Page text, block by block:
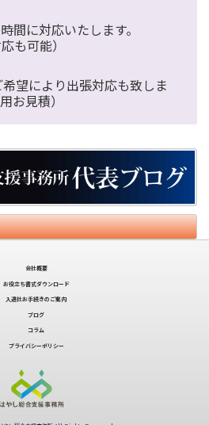
間に対応いたします。
も可能）
望により出張対応も致しま
お見積）
会社概要
お役立ち書式ダウンロード
入退社お手続きのご案内
ブログ
コラム
プライバシーポリシー